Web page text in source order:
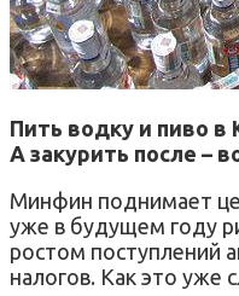
Пить водку и пиво в
А закурить после –
Минфин поднимает
уже в будущем году
ростом поступлений
налогов. Как это уже